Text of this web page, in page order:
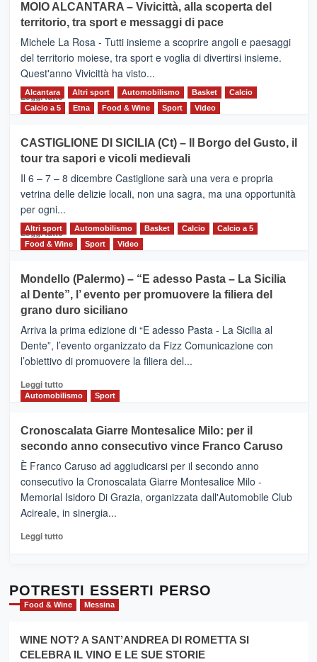
Torna
la
Supermaratona
dell’Etna
MOIO ALCANTARA – Vivicittà, alla scoperta del
territorio, tra sport e messaggi di pace
Michele La Rosa - Tutti insieme a scoprire angoli e paesaggi
del territorio moiese, tra sport e voglia di divertirsi insieme.
Quest'anno Vivicittà ha visto...
Leggi tutto Leggi
MOIO
ALCANTARA
–
Vivicittà,
alla
scoperta
del
territorio,
e
messaggi
di
Alcantara Altri sport Automobilismo Basket
Calcio
Calcio a 5
Etna Food & Wine Sport Video
CASTIGLIONE DI SICILIA (Ct) – Il Borgo del Gusto, il
tour tra sapori e vicoli medievali
Il 6 – 7 – 8 dicembre Castiglione sarà una vera e propria
vetrina delle delizie locali, non una sagra, ma una opportunità
per ogni...
Leggi tuttoLeggi
di
CASTIGLIONE
DI
SICILIA
(Ct)
–
Il
Borgo
Gusto,
il
tra
sapori
vicoli
medievali
Altri sport Automobilismo Basket Calcio
Calcio a 5
Food & Wine
Sport Video
Mondello (Palermo) – “E adesso Pasta – La Sicilia
al Dente”, l’ evento per promuovere la filiera del
grano duro siciliano
Arriva la prima edizione di “E adesso Pasta - La Sicilia al
Dente”, l’evento organizzato da Fizz Comunicazione con
l’obiettivo di promuovere la filiera del...
Leggi tuttoLeggi
di
Mondello
(Palermo)
–
“E
adesso
Pasta
–
Sicilia
l’
evento
per
la
filiera
Automobilismo Sport
Cronoscalata Giarre Montesalice Milo: per il
secondo anno consecutivo vince Franco Caruso
È Franco Caruso ad aggiudicarsi per il secondo anno
consecutivo la Cronoscalata Giarre Montesalice Milo -
Memorial Isidoro Di Grazia, organizzata dall'Automobile Club
Acireale, in sinergia...
Leggi tuttoLeggi
Cronoscalata
Giarre
Montesalice
per
il
POTRESTI ESSERTI PERSO
Food & Wine Messina
WINE NOT? A SANT’ANDREA DI ROMETTA SI
CELEBRA IL VINO E LE SUE STORIE